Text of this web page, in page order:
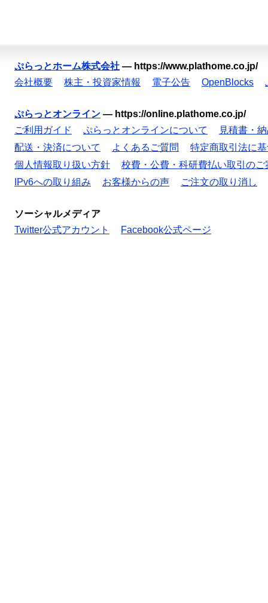
ぷらっとホーム株式会社 — https://www.plathome.co.jp/
会社概要
株主・投資家情報 電子公告 OpenBlocks
ぷらっとオンライン — https://online.plathome.co.jp/
ご利用ガイド
ぷらっとオンラインについて
見積書・
配送・決済について
よくあるご質問
特定商取引法に
個人情報取り扱い方針
校費・公費・科研費払い取引のご
IPv6への取り組み
お客様からの声 ご注文の取り消し
ソーシャルメディア
Twitter公式アカウント
Facebook公式ページ